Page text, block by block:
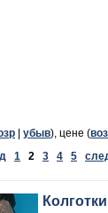
убыв), цене (
1 2 3 4 5